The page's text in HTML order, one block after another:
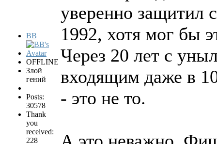
BB
OFFLINE
Злой
гений
Posts:
30578
Thank
you
received:
228
уверенно защитил
1992, хотя мог бы
Через 20 лет с
входящим даже в
- это не то.